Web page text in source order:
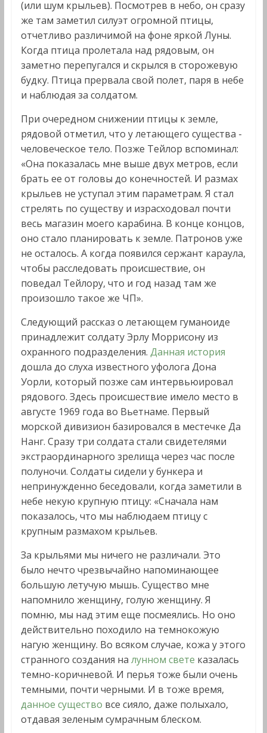
(или шум крыльев). Посмотрев в небо, он сразу
же там заметил силуэт огромной птицы,
отчетливо различимой на фоне яркой Луны.
Когда птица пролетала над рядовым, он
заметно перепугался и скрылся в сторожевую
будку. Птица прервала свой полет, паря в небе
и наблюдая за солдатом.
При очередном снижении птицы к земле,
рядовой отметил, что у летающего существа -
человеческое тело. Позже Тейлор вспоминал:
«Она показалась мне выше двух метров, если
брать ее от головы до конечностей. И размах
крыльев не уступал этим параметрам. Я стал
стрелять по существу и израсходовал почти
весь магазин моего карабина. В конце концов,
оно стало планировать к земле. Патронов уже
не осталось. А когда появился сержант караула,
чтобы расследовать происшествие, он
поведал Тейлору, что и год назад там же
произошло такое же ЧП».
Следующий рассказ о летающем гуманоиде
принадлежит солдату Эрлу Моррисону из
охранного подразделения. Данная история
дошла до слуха известного уфолога Дона
Уорли, который позже сам интервьюировал
рядового. Здесь происшествие имело место в
августе 1969 года во Вьетнаме. Первый
морской дивизион базировался в местечке Да
Нанг. Сразу три солдата стали свидетелями
экстраординарного зрелища через час после
полуночи. Солдаты сидели у бункера и
непринужденно беседовали, когда заметили в
небе некую крупную птицу: «Сначала нам
показалось, что мы наблюдаем птицу с
крупным размахом крыльев.
За крыльями мы ничего не различали. Это
было нечто чрезвычайно напоминающее
большую летучую мышь. Существо мне
напомнило женщину, голую женщину. Я
помню, мы над этим еще посмеялись. Но оно
действительно походило на темнокожую
нагую женщину. Во всяком случае, кожа у этого
странного создания на лунном свете казалась
темно-коричневой. И перья тоже были очень
темными, почти черными. И в тоже время,
данное существо все сияло, даже полыхало,
отдавая зеленым сумрачным блеском.